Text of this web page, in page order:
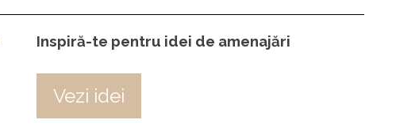
Inspiră-te pentru idei de amenajări
Vezi idei